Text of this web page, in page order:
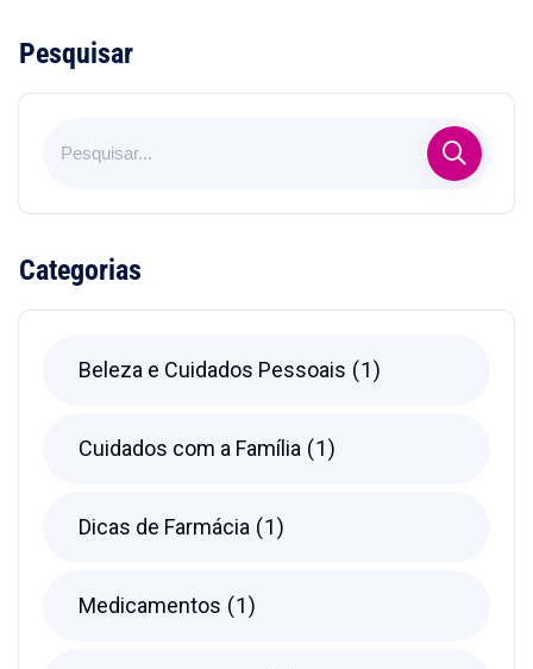
Pesquisar
Categorias
Beleza e Cuidados Pessoais 1
Cuidados com a Família 1
Dicas de Farmácia 1
Medicamentos 1